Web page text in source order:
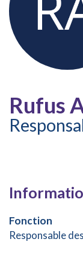
Rufus
Fonction
Responsable